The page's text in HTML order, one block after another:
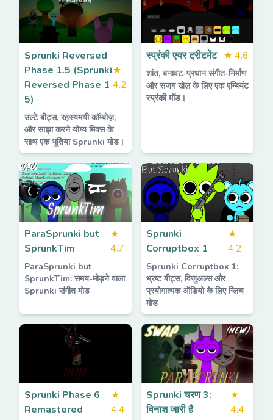
Sprunki Reversed
Phase 1.5 (Sprunki
Reversed Phase 1
5)
★
4.2
उल्टे बीट्स, रहस्यमयी कॉम्बोज़,
और साझा करने योग्य मिक्स के
साथ एक भूतिया Sprunki मोड।
स्प्रंकी एयर ट्रीटमेंट ★ 4.6
शांत, बनावट-प्रधान संगीत-निर्माण
और सजग खेल के लिए एक एम्बियंट
स्प्रंकी मॉड।
ParaSprunki but
SprunkTim
★
4.7
ParaSprunki but
SprunkTim: समय-मोड़ने वाला
Sprunki संगीत मोड
Sprunki
Corruptbox 1
★
4.2
Sprunki Corruptbox 1:
भ्रष्ट बीट्स, विजुअल्स और
प्रयोगात्मक ऑडियो के लिए ग्लिच
मोड
Sprunki Phase 6
Remastered
★
4.4
Sprunki चरण 3:
विनाश जारी है
★
4.4